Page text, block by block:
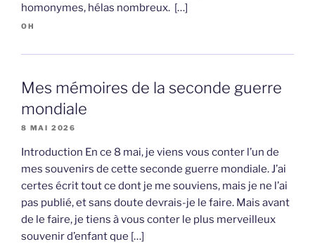
homonymes, hélas nombreux. […]
OH
Mes mémoires de la seconde guerre
mondiale
8 MAI 2026
Introduction En ce 8 mai, je viens vous conter l’un de
mes souvenirs de cette seconde guerre mondiale. J’ai
certes écrit tout ce dont je me souviens, mais je ne l’ai
pas publié, et sans doute devrais-je le faire. Mais avant
de le faire, je tiens à vous conter le plus merveilleux
souvenir d’enfant que […]